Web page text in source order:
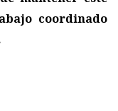
coordinado